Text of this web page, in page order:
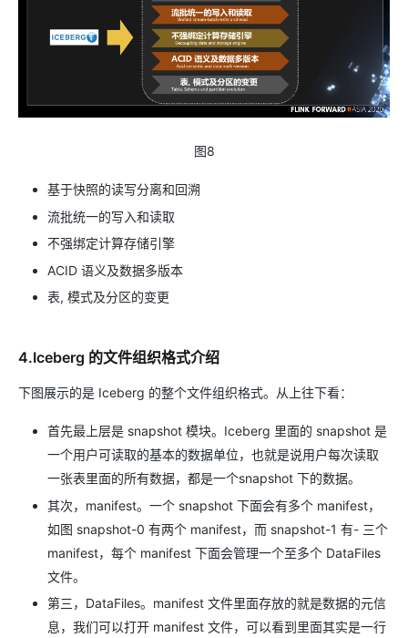
图8
基于快照的读写分离和回溯
流批统一的写入和读取
不强绑定计算存储引擎
ACID 语义及数据多版本
表, 模式及分区的变更
4.Iceberg 的文件组织格式介绍
下图展示的是 Iceberg 的整个文件组织格式。从上往下看：
首先最上层是 snapshot 模块。Iceberg 里面的 snapshot 是
一个用户可读取的基本的数据单位，也就是说用户每次读取
一张表里面的所有数据，都是一个snapshot 下的数据。
其次，manifest。一个 snapshot 下面会有多个 manifest，
如图 snapshot-0 有两个 manifest，而 snapshot-1 有- 三个
manifest，每个 manifest 下面会管理一个至多个 DataFiles
文件。
第三，DataFiles。manifest 文件里面存放的就是数据的元信
息，我们可以打开 manifest 文件，可以看到里面其实是一行